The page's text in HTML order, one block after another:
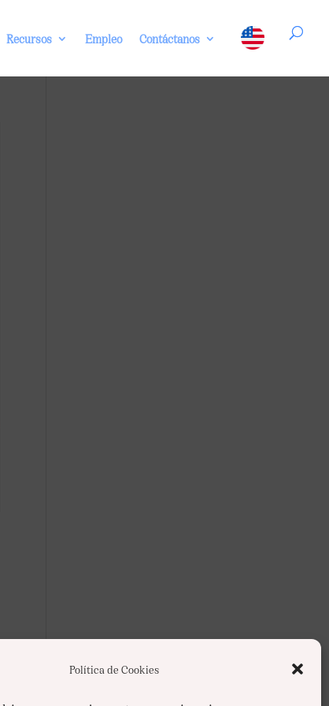
Política de Cookies
Recursos Empleo Contáctanos